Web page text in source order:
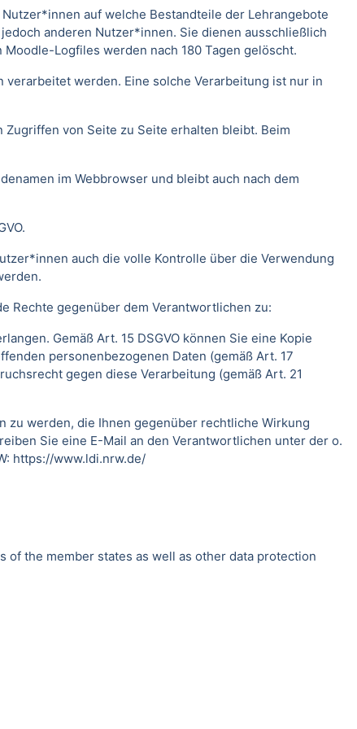
auf welche Bestandteile der Lehrangebote
anderen Nutzer*innen. Sie dienen ausschließlich
Logfiles werden nach 180 Tagen gelöscht.
werden. Eine solche Verarbeitung ist nur in
von Seite zu Seite erhalten bleibt. Beim
im Webbrowser und bleibt auch nach dem
auch die volle Kontrolle über die Verwendung
Rechte gegenüber dem Verantwortlichen zu:
Gemäß Art. 15 DSGVO können Sie eine Kopie
personenbezogenen Daten (gemäß Art. 17
gegen diese Verarbeitung (gemäß Art. 21
zu werden, die Ihnen gegenüber rechtliche Wirkung
Sie eine E-Mail an den Verantwortlichen unter der o.
https://www.ldi.nrw.de/
of the member states as well as other data protection